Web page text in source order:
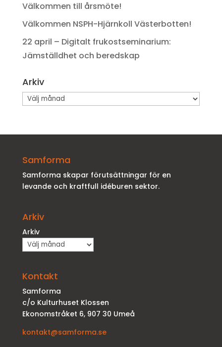
Välkommen till årsmöte!
Välkommen NSPH-Hjärnkoll Västerbotten!
22 april – Digitalt frukostseminarium:
Jämställdhet och beredskap
Arkiv
Arkiv
Samforma
Samforma skapar förutsättningar för en
levande och kraftfull idéburen sektor.
Arkiv
Arkiv
Kontakt
Samforma
c/o Kulturhuset Klossen
Ekonomstråket 6, 907 30 Umeå
kontakt@samforma.se